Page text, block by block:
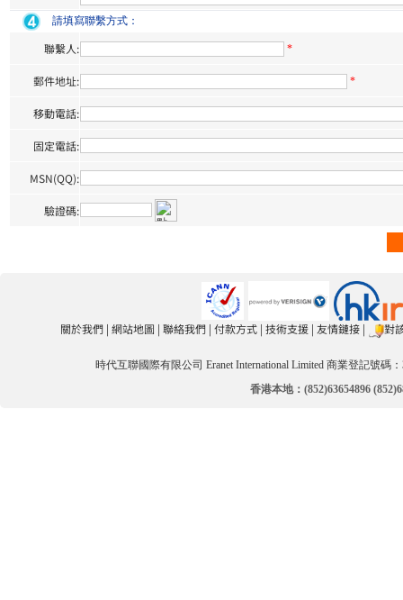
請填寫聯繫方式：
聯繫人: *
郵件地址: *
移動電話:
固定電話:
MSN(QQ):
驗證碼:
關於我們 | 網站地圖 | 聯絡我們 | 付款方式 | 技術支援 | 友情鏈接 | 對
時代互聯國際有限公司 Eranet International Limited 商業登記號碼：
香港本地：(852)63654896